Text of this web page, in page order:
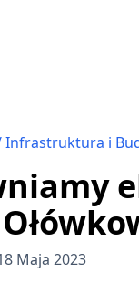
Infrastruktura i
Maja 2023